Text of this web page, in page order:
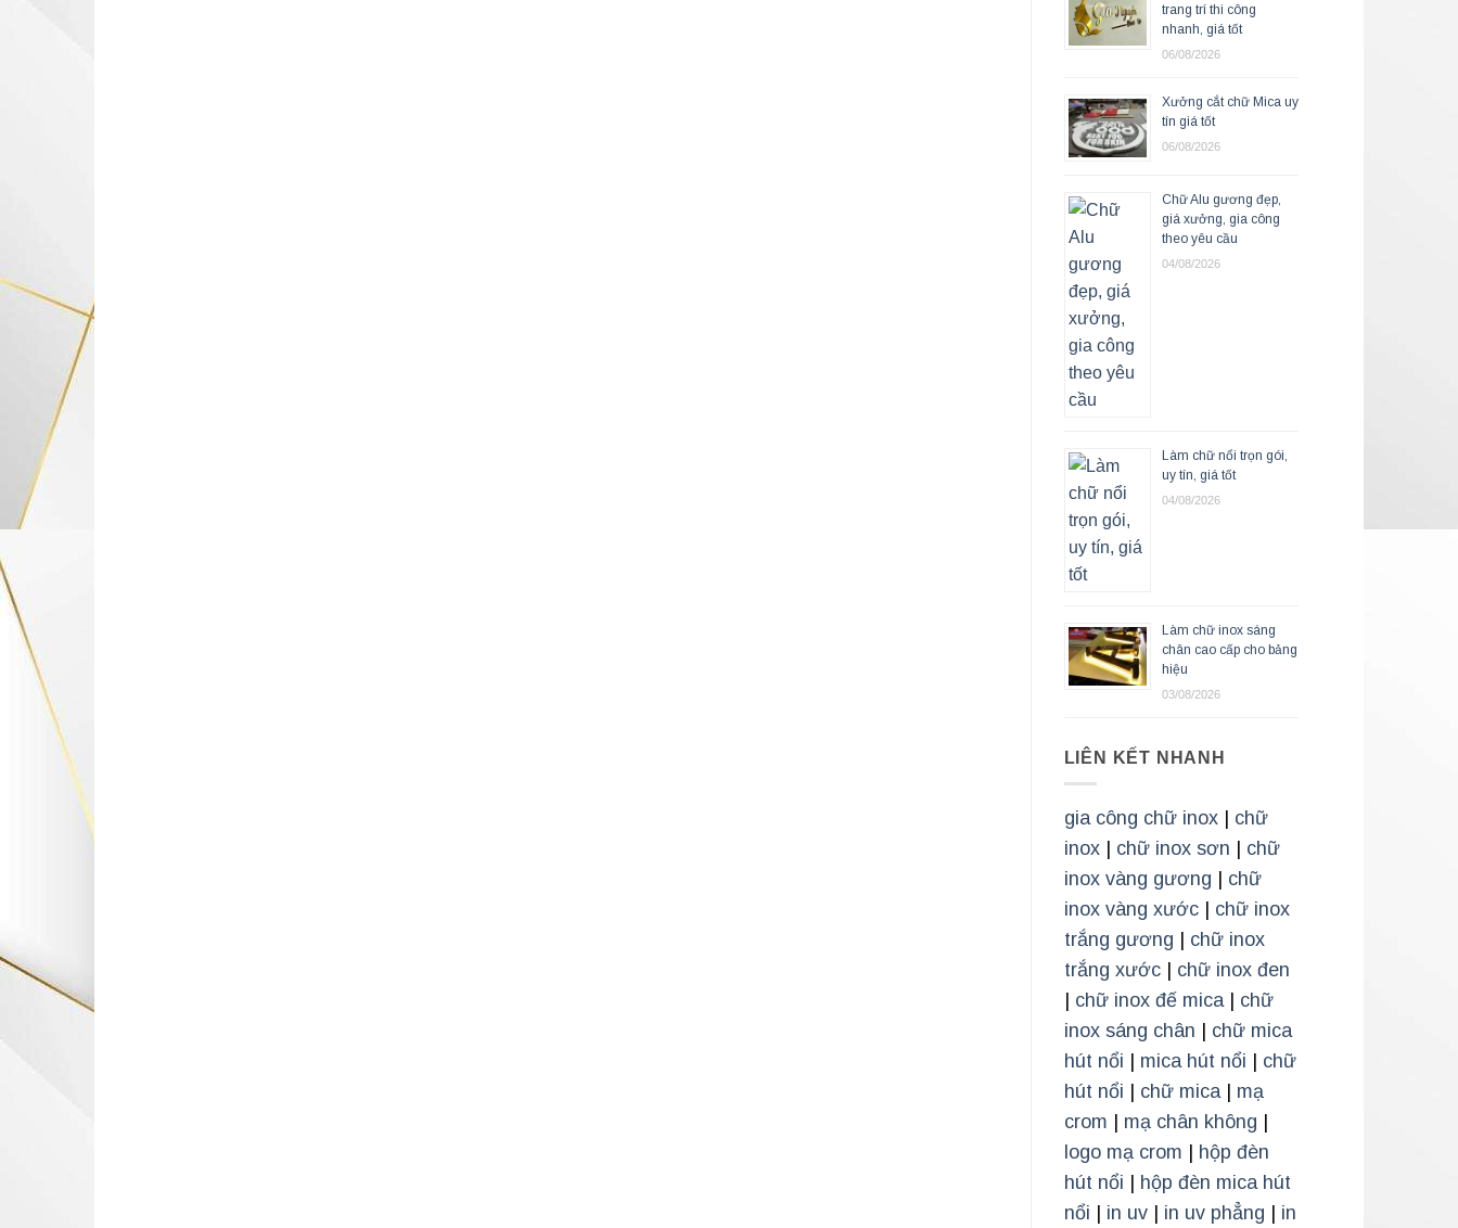
trang trí thi công
nhanh, giá tốt
06/08/2026
Xưởng cắt chữ Mica uy
tín giá tốt
06/08/2026
Chữ Alu gương đẹp,
giá xưởng, gia công
theo yêu cầu
04/08/2026
Làm chữ nổi trọn gói,
uy tín, giá tốt
04/08/2026
Làm chữ inox sáng
chân cao cấp cho bảng
hiệu
03/08/2026
LIÊN KẾT NHANH
gia công chữ inox| chữ
inox| chữ inox sơn
chữ
inox vàng gương
chữ
inox vàng xước| chữ inox
trắng gương
chữ inox
trắng xước| chữ inox đen
chữ inox đế mica| chữ
inox sáng chân
chữ mica
hút nổi
mica hút nổi
chữ
hút nổi
chữ mica| mạ
crom
mạ chân không
logo mạ crom
hộp đèn
hút nổi
hộp đèn mica hút
nổi
in uv| in uv phẳng in